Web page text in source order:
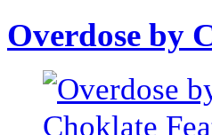
Overdose by